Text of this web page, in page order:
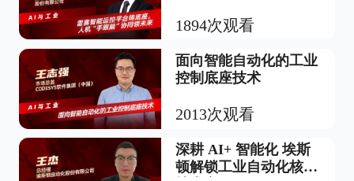
1894次观看
面向智能自动化的工业
控制底座技术
2013次观看
深耕 AI+ 智能化 埃斯
顿解锁工业自动化核心